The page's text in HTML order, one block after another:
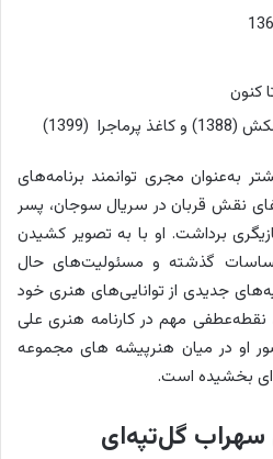
(1399)
به‌عنوان مجری توانمند برنامه‌های
نقش قربان در سریال سوجان، پسر
برداشت. او با به تصویر کشیدن
گذشته و مسئولیت‌های حال
جدیدی از توانایی‌های هنری خود
نقطه‌عطفی مهم در کارنامه هنری علی
او در میان هنرپیشه های مجموعه
بخشیده است.
سهراب گل‌تپه‌ای